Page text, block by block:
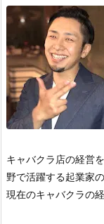
キャバクラ店の経営
野で活躍する起業家
現在のキャバクラの